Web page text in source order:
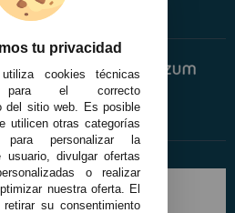
tu privacidad
cookies técnicas
para el correcto
del sitio web. Es posible
utilicen otras categorías
personalizar la
usuario, divulgar ofertas
o realizar
nuestra oferta. El
retirar su consentimiento